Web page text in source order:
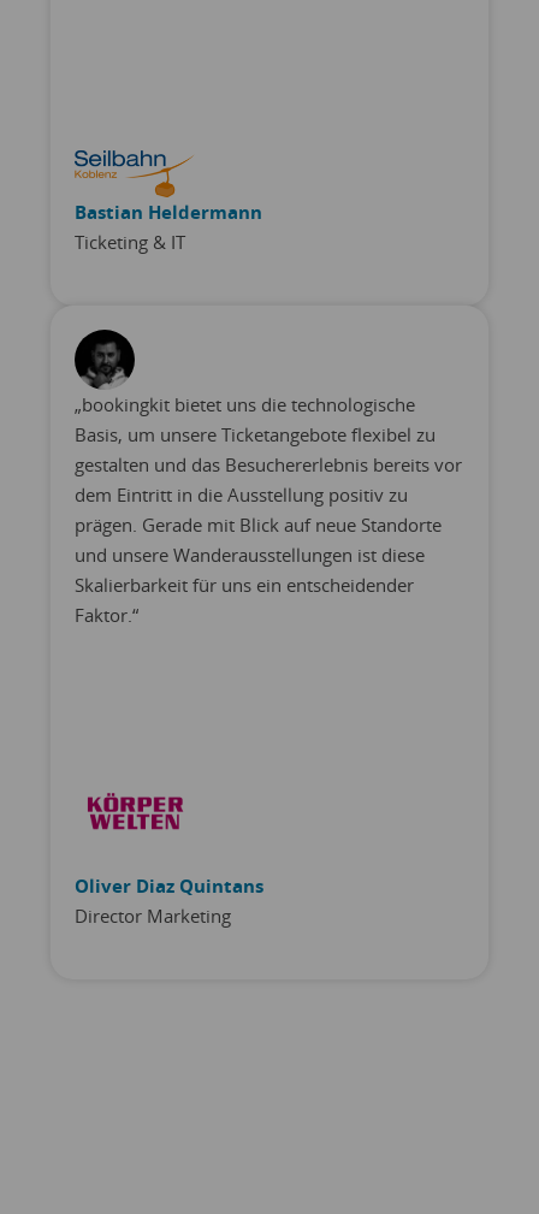
Bastian Heldermann
Ticketing & IT
„bookingkit bietet uns die technologische
Basis, um unsere Ticketangebote flexibel zu
gestalten und das Besuchererlebnis bereits vor
dem Eintritt in die Ausstellung positiv zu
prägen. Gerade mit Blick auf neue Standorte
und unsere Wanderausstellungen ist diese
Skalierbarkeit für uns ein entscheidender
Faktor.“
Oliver Diaz Quintans
Director Marketing